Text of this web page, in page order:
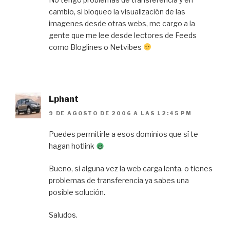
cambio, si bloqueo la visualización de las
imagenes desde otras webs, me cargo a la
gente que me lee desde lectores de Feeds
como Bloglines o Netvibes
Lphant
9 DE AGOSTO DE 2006 A LAS 12:45 PM
Puedes permitirle a esos dominios que sí te
hagan hotlink
Bueno, si alguna vez la web carga lenta, o tienes
problemas de transferencia ya sabes una
posible solución.
Saludos.